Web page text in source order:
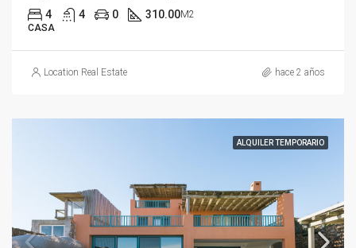
4 4 0 310.00M2
CASA
Location Real Estate hace 2 años
ALQUILER TEMPORARIO